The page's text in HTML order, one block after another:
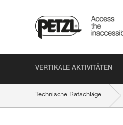
VERTIKALE AKTIVITÄTEN
Technische Ratschläge